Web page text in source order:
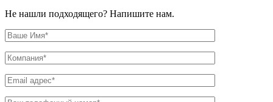
Не нашли подходящего? Напишите нам.